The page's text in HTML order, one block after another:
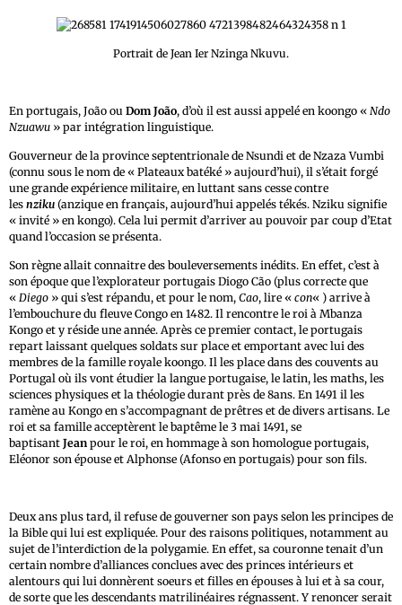
Portrait de Jean Ier Nzinga Nkuvu.
En portugais, João ou Dom João, d’où il est aussi appelé en koongo « Ndo
Nzuawu » par intégration linguistique.
Gouverneur de la province septentrionale de Nsundi et de Nzaza Vumbi
(connu sous le nom de « Plateaux batéké » aujourd’hui), il s’était forgé
une grande expérience militaire, en luttant sans cesse contre
les nziku (anzique en français, aujourd’hui appelés tékés. Nziku signifie
« invité » en kongo). Cela lui permit d’arriver au pouvoir par coup d’Etat
quand l’occasion se présenta.
Son règne allait connaitre des bouleversements inédits. En effet, c’est à
son époque que l’explorateur portugais Diogo Cão (plus correcte que
« Diego » qui s’est répandu, et pour le nom, Cao, lire « con« ) arrive à
l’embouchure du fleuve Congo en 1482. Il rencontre le roi à Mbanza
Kongo et y réside une année. Après ce premier contact, le portugais
repart laissant quelques soldats sur place et emportant avec lui des
membres de la famille royale koongo. Il les place dans des couvents au
Portugal où ils vont étudier la langue portugaise, le latin, les maths, les
sciences physiques et la théologie durant près de 8ans. En 1491 il les
ramène au Kongo en s’accompagnant de prêtres et de divers artisans. Le
roi et sa famille acceptèrent le baptême le 3 mai 1491, se
baptisant Jean pour le roi, en hommage à son homologue portugais,
Eléonor son épouse et Alphonse (Afonso en portugais) pour son fils.
Deux ans plus tard, il refuse de gouverner son pays selon les principes de
la Bible qui lui est expliquée. Pour des raisons politiques, notamment au
sujet de l’interdiction de la polygamie. En effet, sa couronne tenait d’un
certain nombre d’alliances conclues avec des princes intérieurs et
alentours qui lui donnèrent soeurs et filles en épouses à lui et à sa cour,
de sorte que les descendants matrilinéaires régnassent. Y renoncer serait